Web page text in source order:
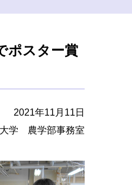
ポスター賞
2021年11月11日
学 農学部事務室